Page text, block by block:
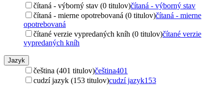
čítaná - výborný stav (0 titulov)čítaná - výborný stav
čítaná - mierne opotrebovaná (0 titulov)čítaná - mierne
opotrebovaná
čítané verzie vypredaných kníh (0 titulov)čítané verzie
vypredaných kníh
Jazyk
čeština (401 titulov)čeština401
cudzí jazyk (153 titulov)cudzí jazyk153